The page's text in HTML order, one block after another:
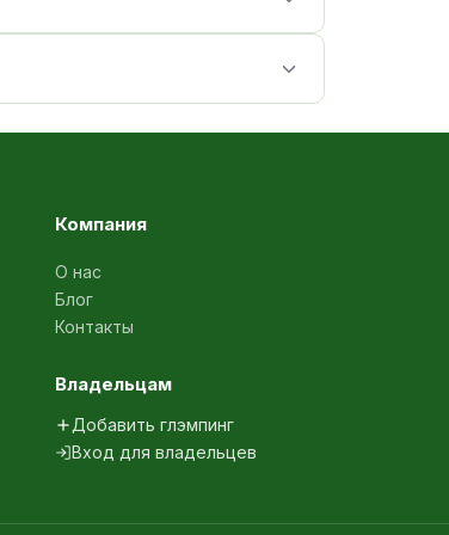
Компания
О нас
Блог
Контакты
Владельцам
Добавить глэмпинг
Вход для владельцев